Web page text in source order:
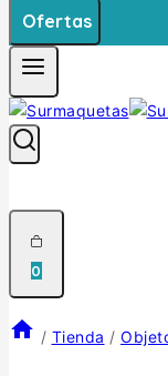
Ofertas
0
/ Tienda /